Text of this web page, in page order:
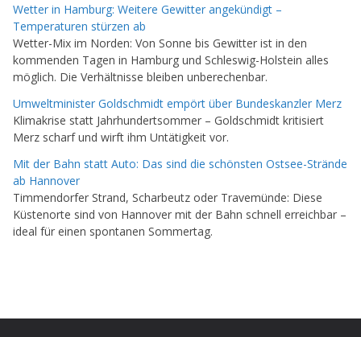
Wetter in Hamburg: Weitere Gewitter angekündigt –
Temperaturen stürzen ab
Wetter-Mix im Norden: Von Sonne bis Gewitter ist in den
kommenden Tagen in Hamburg und Schleswig-Holstein alles
möglich. Die Verhältnisse bleiben unberechenbar.
Umweltminister Goldschmidt empört über Bundeskanzler Merz
Klimakrise statt Jahrhundertsommer – Goldschmidt kritisiert
Merz scharf und wirft ihm Untätigkeit vor.
Mit der Bahn statt Auto: Das sind die schönsten Ostsee-Strände
ab Hannover
Timmendorfer Strand, Scharbeutz oder Travemünde: Diese
Küstenorte sind von Hannover mit der Bahn schnell erreichbar –
ideal für einen spontanen Sommertag.